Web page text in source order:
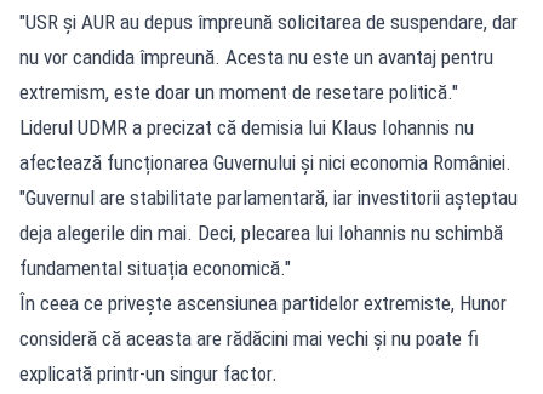
"USR și AUR au depus împreună solicitarea de suspendare, dar
nu vor candida împreună. Acesta nu este un avantaj pentru
extremism, este doar un moment de resetare politică."
Liderul UDMR a precizat că demisia lui Klaus Iohannis nu
afectează funcționarea Guvernului și nici economia României.
"Guvernul are stabilitate parlamentară, iar investitorii așteptau
deja alegerile din mai. Deci, plecarea lui Iohannis nu schimbă
fundamental situația economică."
În ceea ce privește ascensiunea partidelor extremiste, Hunor
consideră că aceasta are rădăcini mai vechi și nu poate fi
explicată printr-un singur factor.